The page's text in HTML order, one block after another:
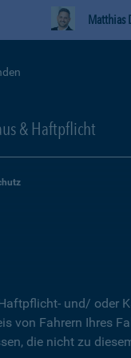
Matthias
& Haftpflicht
und/ oder
von Fahrern Ihres
die nicht zu